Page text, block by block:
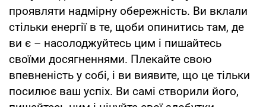
проявляти надмірну обережність. Ви вклали
стільки енергії в те, щоби опинитись там, де
ви є – насолоджуйтесь цим і пишайтесь
своїми досягненнями. Плекайте свою
впевненість у собі, і ви виявите, що це тільки
посилює ваш успіх. Ви самі створили його,